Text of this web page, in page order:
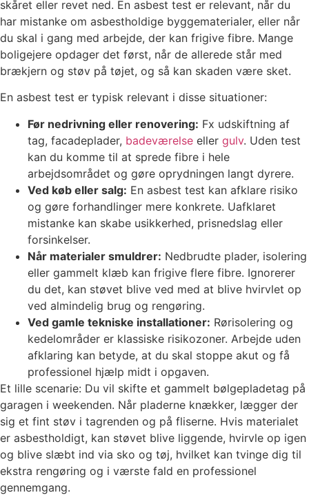
skåret eller revet ned. En asbest test er relevant, når du
har mistanke om asbestholdige byggematerialer, eller når
du skal i gang med arbejde, der kan frigive fibre. Mange
boligejere opdager det først, når de allerede står med
brækjern og støv på tøjet, og så kan skaden være sket.
En asbest test er typisk relevant i disse situationer:
Før nedrivning eller renovering: Fx udskiftning af
tag, facadeplader, badeværelse eller gulv. Uden test
kan du komme til at sprede fibre i hele
arbejdsområdet og gøre oprydningen langt dyrere.
Ved køb eller salg: En asbest test kan afklare risiko
og gøre forhandlinger mere konkrete. Uafklaret
mistanke kan skabe usikkerhed, prisnedslag eller
forsinkelser.
Når materialer smuldrer: Nedbrudte plader, isolering
eller gammelt klæb kan frigive flere fibre. Ignorerer
du det, kan støvet blive ved med at blive hvirvlet op
ved almindelig brug og rengøring.
Ved gamle tekniske installationer: Rørisolering og
kedelområder er klassiske risikozoner. Arbejde uden
afklaring kan betyde, at du skal stoppe akut og få
professionel hjælp midt i opgaven.
Et lille scenarie: Du vil skifte et gammelt bølgepladetag på
garagen i weekenden. Når pladerne knækker, lægger der
sig et fint støv i tagrenden og på fliserne. Hvis materialet
er asbestholdigt, kan støvet blive liggende, hvirvle op igen
og blive slæbt ind via sko og tøj, hvilket kan tvinge dig til
ekstra rengøring og i værste fald en professionel
gennemgang.